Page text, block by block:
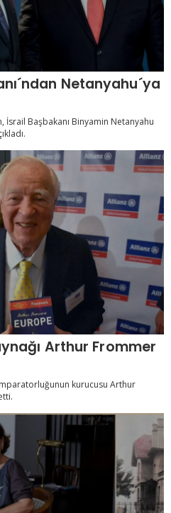
Netanyahu´ya
İsrail Başbakanı Binyamin Netanyahu
Arthur Frommer
kurucusu Arthur